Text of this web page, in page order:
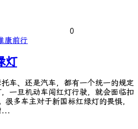
0
灯
车、还是汽车，都有一个统一的规定
一旦机动车闯红灯行驶，就会面临扣
多车主对于新国标红绿灯的畏惧，
...